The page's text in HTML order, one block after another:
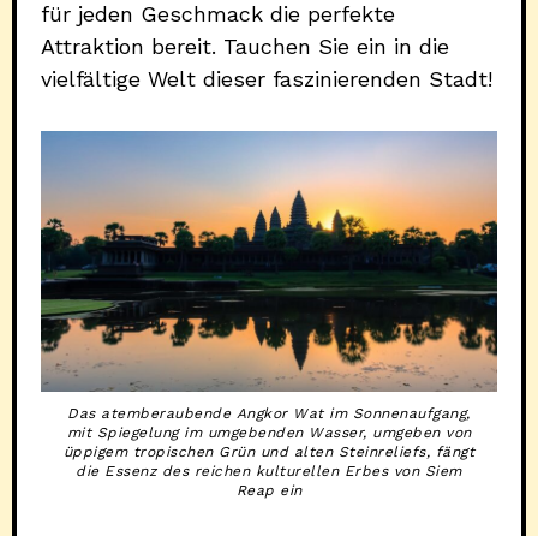
für jeden Geschmack die perfekte
Attraktion bereit. Tauchen Sie ein in die
vielfältige Welt dieser faszinierenden Stadt!
Das atemberaubende Angkor Wat im Sonnenaufgang,
mit Spiegelung im umgebenden Wasser, umgeben von
üppigem tropischen Grün und alten Steinreliefs, fängt
die Essenz des reichen kulturellen Erbes von Siem
Reap ein